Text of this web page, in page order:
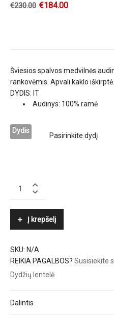
€230.00 €184.00
Šviesios spalvos medvilnės
rankovėmis. Apvali kaklo iškirptė.
DYDIS: IT
Audinys: 100% ramė
Dydis
MEIMEIJ
quantity
Į krepšelį
SKU: N/A
REIKIA PAGALBOS? Susisiekite
Dydžių lentelė
Dalintis